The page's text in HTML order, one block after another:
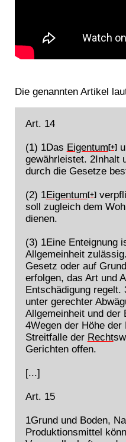
Die genannten Artikel
Art. 14
(1) 1Das Eigentum [+]
gewährleistet. 2Inhalt
durch die Gesetze
(2) 1Eigentum [+]
soll zugleich dem
dienen.
(3) 1Eine Enteignung
Allgemeinheit
Gesetz oder auf
erfolgen, das Art und
Entschädigung regelt.
unter gerechter
Allgemeinheit und der
4Wegen der Höhe
Streitfalle der Recht
Gerichten offen.
[...]
Art. 15
1Grund und Boden,
Produktionsmittel